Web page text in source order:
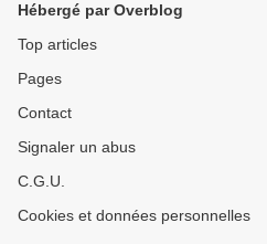
Hébergé par Overblog
Top articles
Pages
Contact
Signaler un abus
C.G.U.
Cookies et données personnelles